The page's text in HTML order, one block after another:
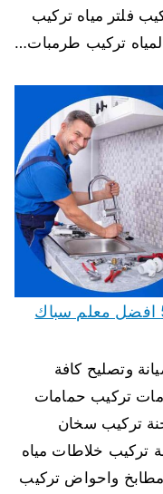
فلتر مياه تركيب
تركيب طرمبات…
فني صحي جابر العلي 55850065 افضل معلم سباك
وتصليح كافة
تركيب حمامات
تركيب سخان
تركيب خلاطات مياه
واحواض تركيب